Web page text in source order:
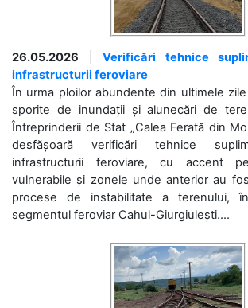
26.05.2026 |Verificări tehnice
infrastructurii feroviare
În urma ploilor abundente din ultimele
sporite de inundații și alunecări de
Întreprinderii de Stat „Calea Ferată din
desfășoară verificări tehnice
infrastructurii feroviare, cu accent
vulnerabile și zonele unde anterior au
procese de instabilitate a terenului,
segmentul feroviar Cahul-Giurgiulești....